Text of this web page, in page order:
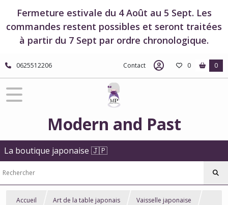
Fermeture estivale du 4 Août au 5 Sept. Les
commandes restent possibles et seront traitées
à partir du 7 Sept par ordre chronologique.
0625512206 Contact 0 0
Modern and Past
La boutique japonaise 🇯🇵
Accueil Art de la table japonais Vaisselle japonaise